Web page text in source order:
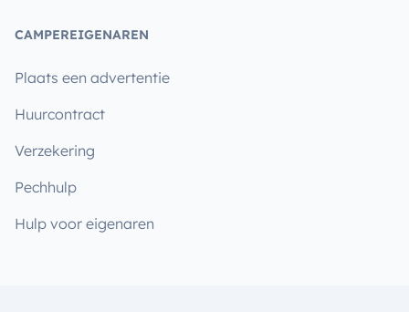
CAMPEREIGENAREN
Plaats een advertentie
Huurcontract
Verzekering
Pechhulp
Hulp voor eigenaren